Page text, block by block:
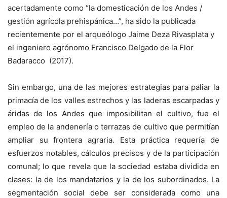
acertadamente como “la domesticación de los Andes /
gestión agrícola prehispánica…”, ha sido la publicada
recientemente por el arqueólogo Jaime Deza Rivasplata y
el ingeniero agrónomo Francisco Delgado de la Flor
Badaracco (2017).
Sin embargo, una de las mejores estrategias para paliar la
primacía de los valles estrechos y las laderas escarpadas y
áridas de los Andes que imposibilitan el cultivo, fue el
empleo de la andenería o terrazas de cultivo que permitían
ampliar su frontera agraria. Esta práctica requería de
esfuerzos notables, cálculos precisos y de la participación
comunal; lo que revela que la sociedad estaba dividida en
clases: la de los mandatarios y la de los subordinados. La
segmentación social debe ser considerada como una